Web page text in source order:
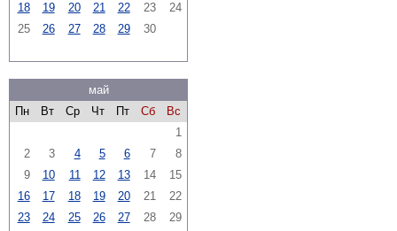
18
19 20 21 22 23
24
25
26 27 28 29 30
май
Пн
Вт Ср Чт Пт Сб
Вс
1
2
3 4 5 6 7
8
9
10 11 12 13 14
15
16
17 18 19 20 21
22
23
24 25 26 27 28
29